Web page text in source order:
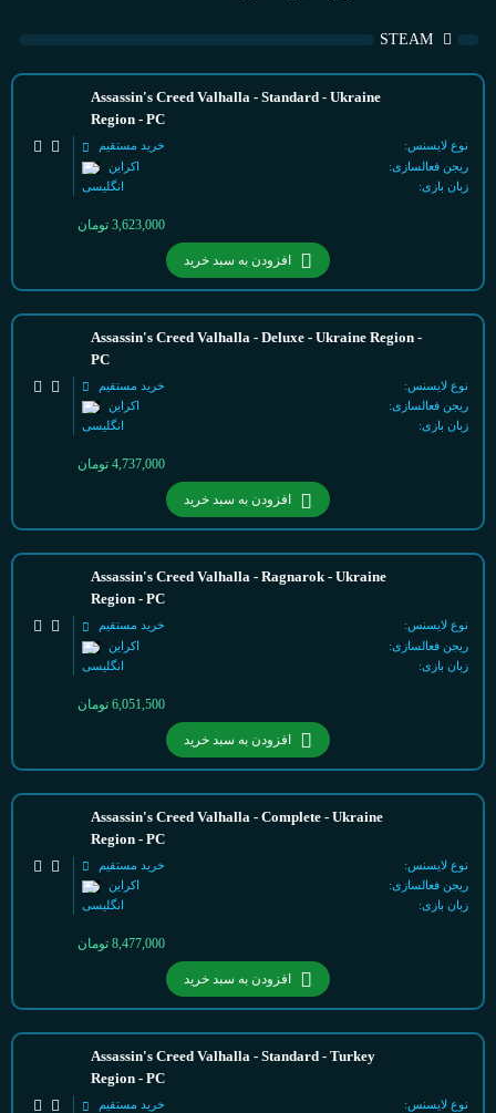
Assassin's Creed Valhalla - Standard - Ukraine
Region - PC
نوع لایسنس:
خرید مستقیم
ریجن فعالسازی:
اکراین
زبان بازی:
انگلیسی
3,623,000 تومان
افزودن به سبد خرید
Assassin's Creed Valhalla - Deluxe - Ukraine Region -
PC
نوع لایسنس:
خرید مستقیم
ریجن فعالسازی:
اکراین
زبان بازی:
انگلیسی
4,737,000 تومان
افزودن به سبد خرید
Assassin's Creed Valhalla - Ragnarok - Ukraine
Region - PC
نوع لایسنس:
خرید مستقیم
ریجن فعالسازی:
اکراین
زبان بازی:
انگلیسی
6,051,500 تومان
افزودن به سبد خرید
Assassin's Creed Valhalla - Complete - Ukraine
Region - PC
نوع لایسنس:
خرید مستقیم
ریجن فعالسازی:
اکراین
زبان بازی:
انگلیسی
8,477,000 تومان
افزودن به سبد خرید
Assassin's Creed Valhalla - Standard - Turkey
Region - PC
نوع لایسنس:
خرید مستقیم